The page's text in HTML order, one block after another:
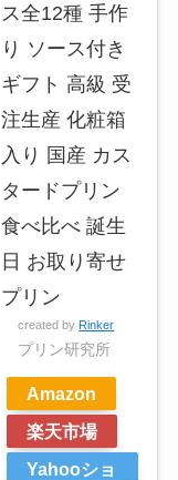
ス全12種 手作
り ソース付き
ギフト 高級 受
注生産 化粧箱
入り 国産 カス
タードプリン
食べ比べ 誕生
日 お取り寄せ
プリン
created by Rinker
プリン研究所
Amazon
楽天市場
Yahooショ